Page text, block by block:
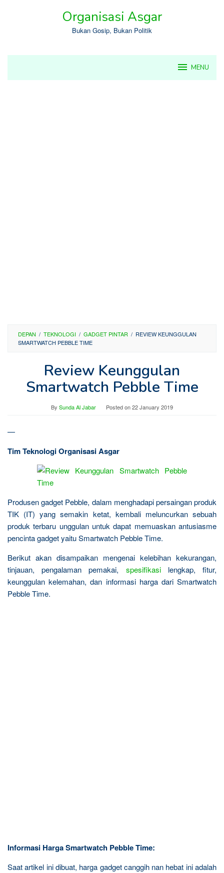
Organisasi Asgar
Bukan Gosip, Bukan Politik
MENU
DEPAN / TEKNOLOGI / GADGET PINTAR / REVIEW KEUNGGULAN
SMARTWATCH PEBBLE TIME
Review Keunggulan
Smartwatch Pebble Time
By Sunda Al Jabar Posted on22 January 2019
—
Tim Teknologi Organisasi Asgar
Produsen gadget Pebble, dalam menghadapi persaingan produk
TIK (IT) yang semakin ketat, kembali meluncurkan sebuah
produk terbaru unggulan untuk dapat memuaskan antusiasme
pencinta gadget yaitu Smartwatch Pebble Time.
Berikut akan disampaikan mengenai kelebihan kekurangan,
tinjauan, pengalaman pemakai, spesifikasilengkap, fitur,
keunggulan kelemahan, dan informasi harga dari Smartwatch
Pebble Time.
Informasi Harga Smartwatch Pebble Time:
Saat artikel ini dibuat, harga gadget canggih nan hebat ini adalah